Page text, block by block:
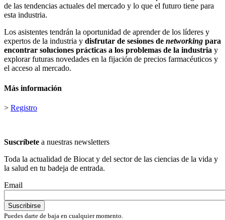
de las tendencias actuales del mercado y lo que el futuro tiene para
esta industria.
Los asistentes tendrán la oportunidad de aprender de los líderes y
expertos de la industria y disfrutar de sesiones de networking para
encontrar soluciones prácticas a los problemas de la industria y
explorar futuras novedades en la fijación de precios farmacéuticos y
el acceso al mercado.
Más información
> Registro
Suscríbete a nuestras newsletters
Toda la actualidad de Biocat y del sector de las ciencias de la vida y
la salud en tu badeja de entrada.
Email
Puedes darte de baja en cualquier momento.